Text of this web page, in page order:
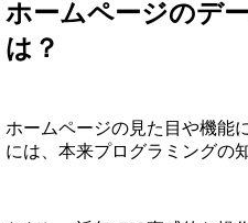
ホームページのデ
は？
ホームページの見た目や機能
には、本来プログラミングの